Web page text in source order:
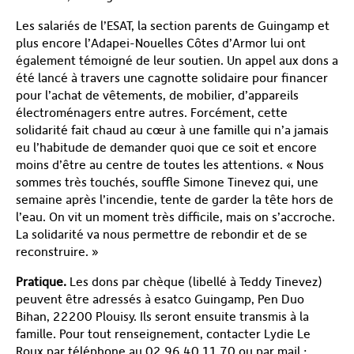
Les salariés de l’ESAT, la section parents de Guingamp et
plus encore l’Adapei-Nouelles Côtes d’Armor lui ont
également témoigné de leur soutien. Un appel aux dons a
été lancé à travers une cagnotte solidaire pour financer
pour l’achat de vêtements, de mobilier, d’appareils
électroménagers entre autres. Forcément, cette
solidarité fait chaud au cœur à une famille qui n’a jamais
eu l’habitude de demander quoi que ce soit et encore
moins d’être au centre de toutes les attentions. « Nous
sommes très touchés, souffle Simone Tinevez qui, une
semaine après l’incendie, tente de garder la tête hors de
l’eau. On vit un moment très difficile, mais on s’accroche.
La solidarité va nous permettre de rebondir et de se
reconstruire. »
Pratique. Les dons par chèque (libellé à Teddy Tinevez)
peuvent être adressés à esatco Guingamp, Pen Duo
Bihan, 22200 Plouisy. Ils seront ensuite transmis à la
famille. Pour tout renseignement, contacter Lydie Le
Roux par téléphone au 02 96 40 11 70 ou par mail :